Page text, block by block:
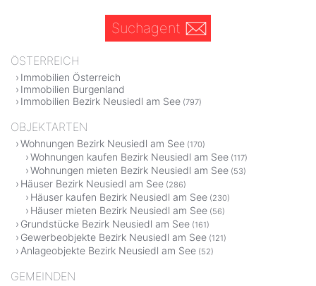
Suchagent
ÖSTERREICH
Immobilien Österreich
Immobilien Burgenland
Immobilien Bezirk Neusiedl am See (797)
OBJEKTARTEN
Wohnungen Bezirk Neusiedl am See (170)
Wohnungen kaufen Bezirk Neusiedl am See (117)
Wohnungen mieten Bezirk Neusiedl am See (53)
Häuser Bezirk Neusiedl am See (286)
Häuser kaufen Bezirk Neusiedl am See (230)
Häuser mieten Bezirk Neusiedl am See (56)
Grundstücke Bezirk Neusiedl am See (161)
Gewerbeobjekte Bezirk Neusiedl am See (121)
Anlageobjekte Bezirk Neusiedl am See (52)
GEMEINDEN